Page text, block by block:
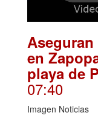
en
playa de
07:40
Imagen Noticias